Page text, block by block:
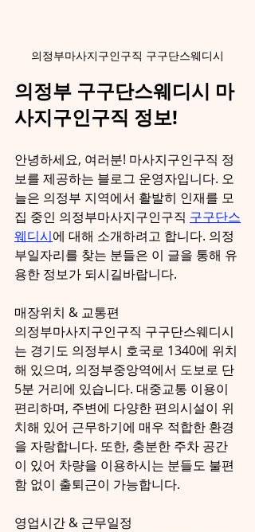
의정부마사지구인구직 구구단스웨디시
의정부 구구단스웨디시 마
사지구인구직 정보!
안녕하세요, 여러분! 마사지구인구직 정
보를 제공하는 블로그 운영자입니다. 오
늘은 의정부 지역에서 활발히 인재를 모
집 중인 의정부마사지구인구직 구구단스
웨디시에 대해 소개하려고 합니다. 의정
부일자리를 찾는 분들은 이 글을 통해 유
용한 정보가 되시길바랍니다.
매장위치 & 교통편
의정부마사지구인구직 구구단스웨디시
는 경기도 의정부시 호국로 1340에 위치
해 있으며, 의정부중앙역에서 도보로 단
5분 거리에 있습니다. 대중교통 이용이
편리하며, 주변에 다양한 편의시설이 위
치해 있어 근무하기에 매우 적합한 환경
을 자랑합니다. 또한, 충분한 주차 공간
이 있어 차량을 이용하시는 분들도 불편
함 없이 출퇴근이 가능합니다.
영업시간 & 근무일정